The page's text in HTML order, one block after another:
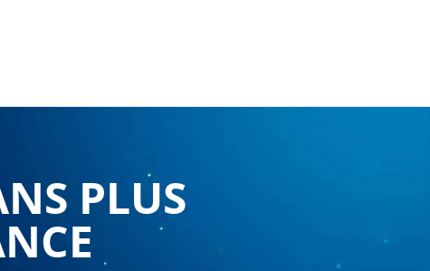
PLUS